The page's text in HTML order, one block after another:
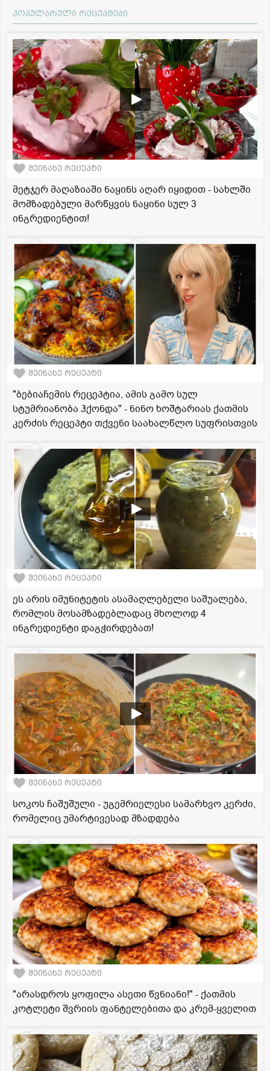
პოპულარული რეცეპტები
შეინახე რეცეპტი
მეტჯერ მაღაზიაში ნაყინს აღარ იყიდით - სახლში
მომზადებული მარწყვის ნაყინი სულ 3
ინგრედიენტით!
შეინახე რეცეპტი
"ბებიაჩემის რეცეპტია, ამის გამო სულ
სტუმრიანობა ჰქონდა" - ნინო ხოშტარიას ქათმის
კერძის რეცეპტი თქვენი საახალწლო სუფრისთვის
შეინახე რეცეპტი
ეს არის იმუნიტეტის ასამაღლებელი საშუალება,
რომლის მოსამზადებლადაც მხოლოდ 4
ინგრედიენტი დაგჭირდებათ!
შეინახე რეცეპტი
სოკოს ჩაშუშული - უგემრიელესი სამარხვო კერძი,
რომელიც უმარტივესად მზადდება
შეინახე რეცეპტი
"არასდროს ყოფილა ასეთი წვნიანი!" - ქათმის
კოტლეტი შვრიის ფანტელებითა და კრემ-ყველით